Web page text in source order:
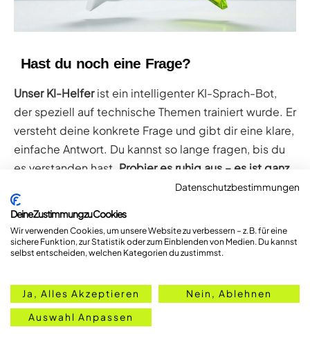
Hast du noch eine Frage?
Unser KI-Helferist ein intelligenter KI-Sprach-Bot,
der speziell auf technische Themen trainiert wurde. Er
versteht deine konkrete Frage und gibt dir eine klare,
einfache Antwort. Du kannst so lange fragen, bis du
es verstanden hast. Probier es ruhig aus – es ist ganz
Jetzt Frage stellen Wie funktioniert das?
Kommentar
Datenschutzbestimmungen
Deine Zustimmung zu Cookies
Wir verwenden Cookies, um unsere Website zu verbessern – z. B. für eine
sichere Funktion, zur Statistik oder zum Einblenden von Medien. Du kannst
selbst entscheiden, welchen Kategorien du zustimmst.
Ja, Alles Akzeptieren
Nein, Ablehnen
Auswahl Anpassen